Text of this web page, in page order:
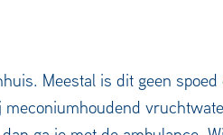
Meestal is dit geen spoed
meconiumhoudend